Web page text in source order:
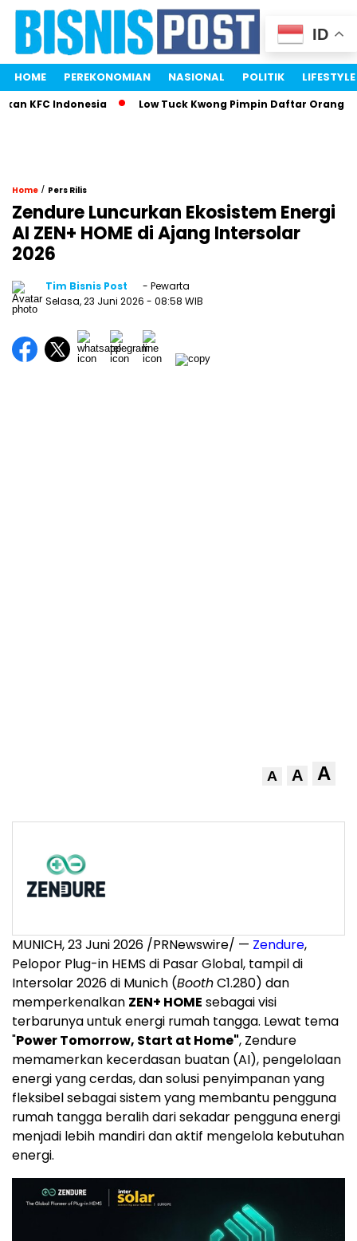
HOME PEREKONOMIAN NASIONAL POLITIK LIFESTYLE
KFC Indonesia Low Tuck Kwong Pimpin Daftar Orang
Home / Pers Rilis
Zendure Luncurkan Ekosistem Energi
AI ZEN+ HOME di Ajang Intersolar
2026
Tim Bisnis Post
- Pewarta
Selasa, 23 Juni 2026 - 08:58 WIB
A A A
MUNICH, 23 Juni 2026 /PRNewswire/ — Zendure,
Pelopor Plug-in HEMS di Pasar Global, tampil di
Intersolar 2026 di Munich (BoothC1.280) dan
memperkenalkan ZEN+ HOME sebagai visi
terbarunya untuk energi rumah tangga. Lewat tema
"Power Tomorrow, Start at Home", Zendure
memamerkan kecerdasan buatan (AI), pengelolaan
energi yang cerdas, dan solusi penyimpanan yang
fleksibel sebagai sistem yang membantu pengguna
rumah tangga beralih dari sekadar pengguna energi
menjadi lebih mandiri dan aktif mengelola kebutuhan
energi.
ID